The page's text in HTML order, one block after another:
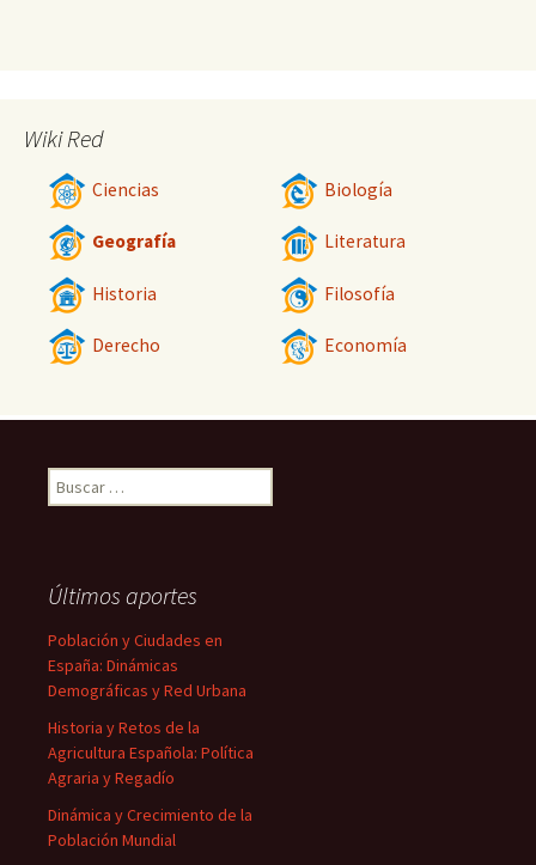
Wiki Red
Ciencias Biología
Geografía Literatura
Historia Filosofía
Derecho Economía
Buscar:
Últimos aportes
Población y Ciudades en
España: Dinámicas
Demográficas y Red Urbana
Historia y Retos de la
Agricultura Española: Política
Agraria y Regadío
Dinámica y Crecimiento de la
Población Mundial